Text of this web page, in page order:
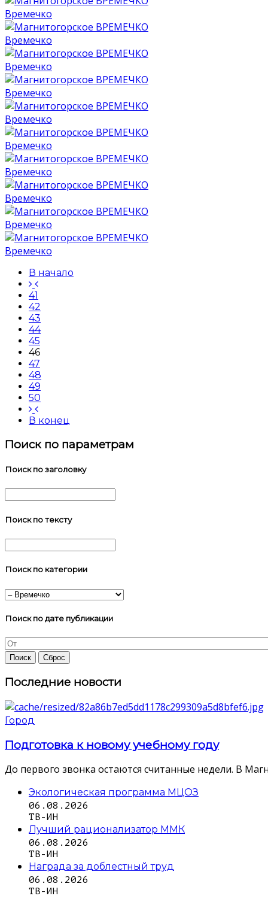
Времечко
Времечко
Времечко
Времечко
Времечко
Времечко
Времечко
Времечко
Времечко
Времечко
В начало
41
42
43
44
45
46
47
48
49
50
В конец
Поиск по параметрам
Поиск по заголовку
Поиск по тексту
Поиск по категории
Поиск по дате публикации
Последние новости
Город
Подготовка к новому учебному году
До первого звонка остаются считанные недели. В
Экологическая программа МЦОЗ
06.08.2026
ТВ-ИН
Лучший рационализатор ММК
06.08.2026
ТВ-ИН
Награда за доблестный труд
06.08.2026
ТВ-ИН